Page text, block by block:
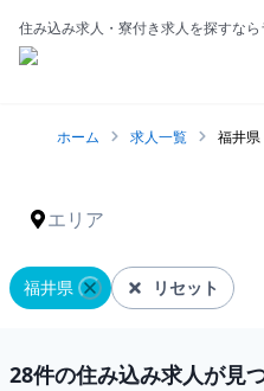
住み込み求人・寮付き求人を探すな
ホーム 求人一覧 福井県
エリア
福井県 リセット
28件の住み込み求人が見